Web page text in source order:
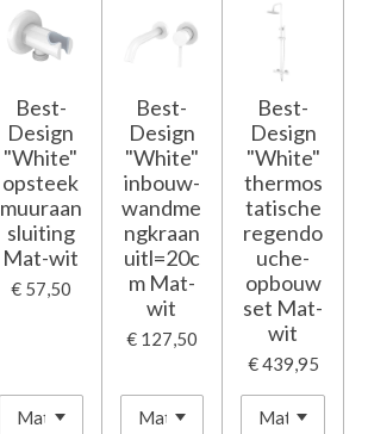
Best-
Design
"White"
opsteek
muuraan
sluiting
Mat-wit
€ 57,50
Best-
Design
"White"
inbouw-
wandme
ngkraan
uitl=20c
m Mat-
wit
€ 127,50
Best-
Design
"White"
thermos
tatische
regendo
uche-
opbouw
set Mat-
wit
€ 439,95